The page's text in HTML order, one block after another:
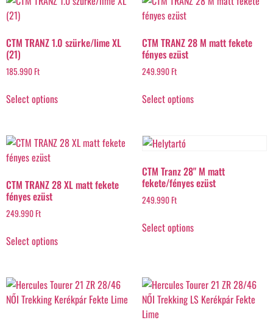
CTM TRANZ 1.0 szürke/lime XL
(21)
185.990Ft
Select options
CTM TRANZ 28 M matt fekete
fényes ezüst
249.990Ft
Select options
CTM TRANZ 28 XL matt fekete
fényes ezüst
249.990Ft
Select options
CTM Tranz 28" M matt
fekete/fényes ezüst
249.990Ft
Select options